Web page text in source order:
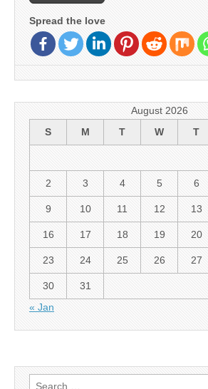
Spread the love
August 2026
S
M T W T
2 3 4 5 6
9 10 11 12 13
16 17 18 19 20
23 24 25 26 27
30
31
« Jan
Search for: